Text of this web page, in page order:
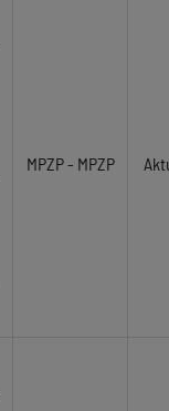
MPZP - MPZP